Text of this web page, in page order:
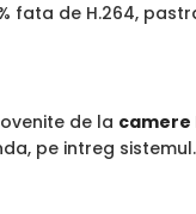
fata de H.264,
de la camere
pe intreg sistemul.